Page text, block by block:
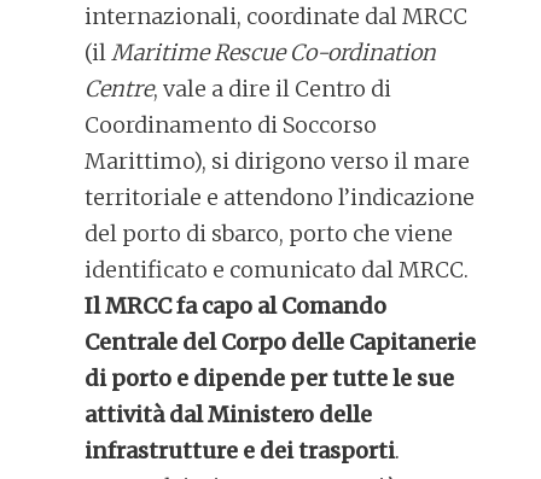
internazionali, coordinate dal MRCC
(ilMaritime Rescue Co-ordination
Centre, vale a dire il Centro di
Coordinamento di Soccorso
Marittimo), si dirigono verso il mare
territoriale e attendono l’indicazione
del porto di sbarco, porto che viene
identificato e comunicato dal MRCC.
Il MRCC fa capo al Comando
Centrale del Corpo delle Capitanerie
di porto e dipende per tutte le sue
attività dal Ministero delle
infrastrutture e dei trasporti.